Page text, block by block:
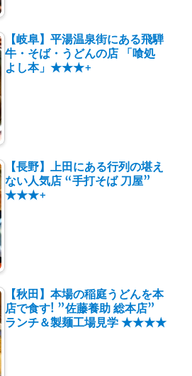
【岐阜】平湯温泉街にある飛騨
牛・そば・うどんの店 「喰処
よし本」★★★+
【長野】上田にある行列の堪え
ない人気店 “手打そば 刀屋”
★★★+
【秋田】本場の稲庭うどんを本
店で食す! ”佐藤養助 総本店”
ランチ＆製麺工場見学 ★★★★